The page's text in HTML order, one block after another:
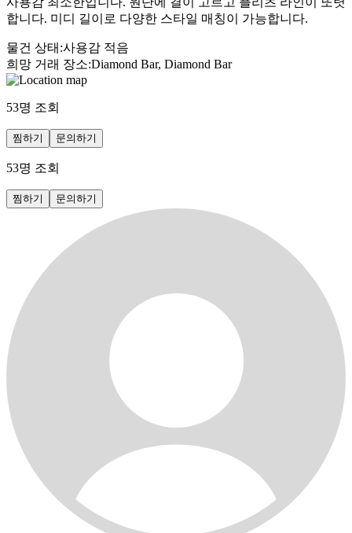
합니다. 미디 길이로 다양한 스타일 매칭이 가능합니다.
물건 상태 :사용감 적음
희망 거래 장소:Diamond Bar, Diamond Bar
53명 조회
찜하기 문의하기
53명 조회
찜하기 문의하기